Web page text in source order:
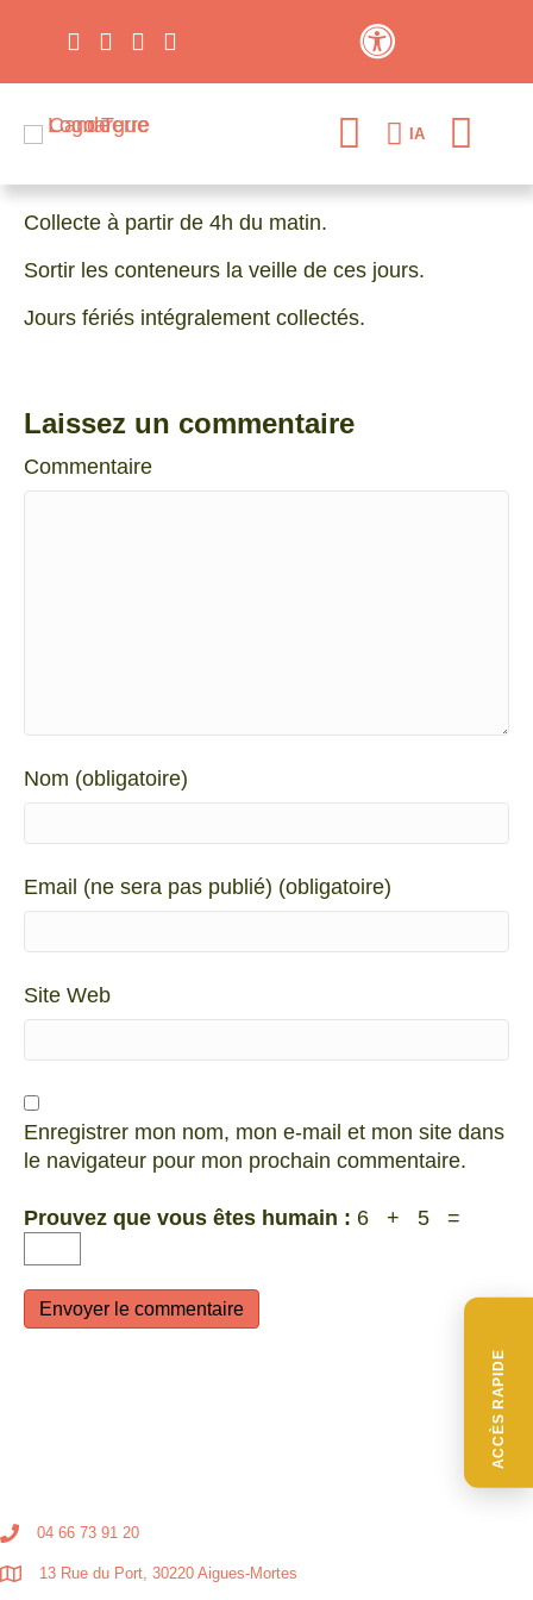
ACCÈS RAPIDE
IA
Collecte à partir de 4h du matin.
Sortir les conteneurs la veille de ces jours.
Jours fériés intégralement collectés.
Laissez un commentaire
Commentaire
Nom (obligatoire)
Email (ne sera pas publié) (obligatoire)
Site Web
Enregistrer mon nom, mon e-mail et mon site dans
le navigateur pour mon prochain commentaire.
Prouvez que vous êtes humain : 6 + 5 =
04 66 73 91 20
13 Rue du Port, 30220 Aigues-Mortes